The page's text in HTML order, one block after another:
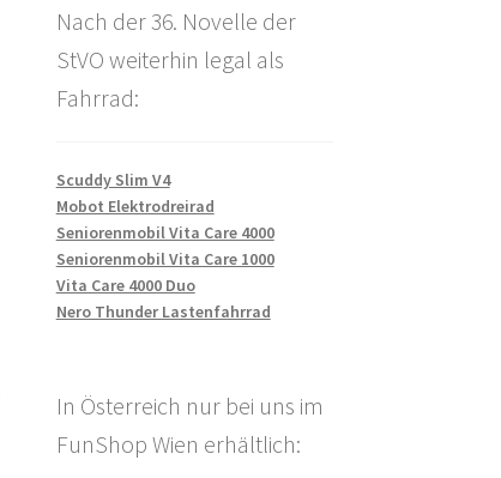
Nach der 36. Novelle der
StVO weiterhin legal als
Fahrrad:
Scuddy Slim V4
Mobot Elektrodreirad
Seniorenmobil Vita Care 4000
Seniorenmobil Vita Care 1000
Vita Care 4000 Duo
Nero Thunder Lastenfahrrad
In Österreich nur bei uns im
FunShop Wien erhältlich: